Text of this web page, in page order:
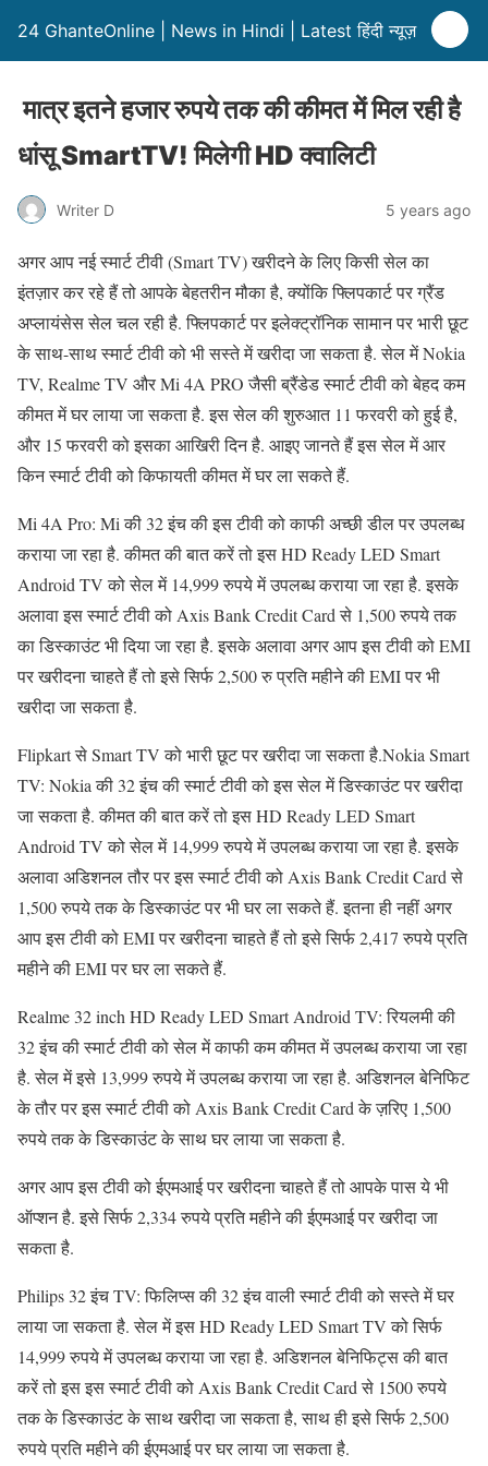
24 GhanteOnline | News in Hindi | Latest हिंदी न्यूज़
मात्र इतने हजार रुपये तक की कीमत में मिल रही है
धांसू SmartTV! मिलेगी HD क्वालिटी
Writer D 5 years ago
अगर आप नई स्मार्ट टीवी (Smart TV) खरीदने के लिए किसी सेल का
इंतज़ार कर रहे हैं तो आपके बेहतरीन मौका है, क्योंकि फ्लिपकार्ट पर ग्रैंड
अप्लायंसेस सेल चल रही है. फ्लिपकार्ट पर इलेक्ट्रॉनिक सामान पर भारी छूट
के साथ-साथ स्मार्ट टीवी को भी सस्ते में खरीदा जा सकता है. सेल में Nokia
TV, Realme TV और Mi 4A PRO जैसी ब्रैंडेड स्मार्ट टीवी को बेहद कम
कीमत में घर लाया जा सकता है. इस सेल की शुरुआत 11 फरवरी को हुई है,
और 15 फरवरी को इसका आखिरी दिन है. आइए जानते हैं इस सेल में आर
किन स्मार्ट टीवी को किफायती कीमत में घर ला सकते हैं.
Mi 4A Pro: Mi की 32 इंच की इस टीवी को काफी अच्छी डील पर उपलब्ध
कराया जा रहा है. कीमत की बात करें तो इस HD Ready LED Smart
Android TV को सेल में 14,999 रुपये में उपलब्ध कराया जा रहा है. इसके
अलावा इस स्मार्ट टीवी को Axis Bank Credit Card से 1,500 रुपये तक
का डिस्काउंट भी दिया जा रहा है. इसके अलावा अगर आप इस टीवी को EMI
पर खरीदना चाहते हैं तो इसे सिर्फ 2,500 रु प्रति महीने की EMI पर भी
खरीदा जा सकता है.
Flipkart से Smart TV को भारी छूट पर खरीदा जा सकता है.Nokia Smart
TV: Nokia की 32 इंच की स्मार्ट टीवी को इस सेल में डिस्काउंट पर खरीदा
जा सकता है. कीमत की बात करें तो इस HD Ready LED Smart
Android TV को सेल में 14,999 रुपये में उपलब्ध कराया जा रहा है. इसके
अलावा अडिशनल तौर पर इस स्मार्ट टीवी को Axis Bank Credit Card से
1,500 रुपये तक के डिस्काउंट पर भी घर ला सकते हैं. इतना ही नहीं अगर
आप इस टीवी को EMI पर खरीदना चाहते हैं तो इसे सिर्फ 2,417 रुपये प्रति
महीने की EMI पर घर ला सकते हैं.
Realme 32 inch HD Ready LED Smart Android TV: रियलमी की
32 इंच की स्मार्ट टीवी को सेल में काफी कम कीमत में उपलब्ध कराया जा रहा
है. सेल में इसे 13,999 रुपये में उपलब्ध कराया जा रहा है. अडिशनल बेनिफिट
के तौर पर इस स्मार्ट टीवी को Axis Bank Credit Card के ज़रिए 1,500
रुपये तक के डिस्काउंट के साथ घर लाया जा सकता है.
अगर आप इस टीवी को ईएमआई पर खरीदना चाहते हैं तो आपके पास ये भी
ऑप्शन है. इसे सिर्फ 2,334 रुपये प्रति महीने की ईएमआई पर खरीदा जा
सकता है.
Philips 32 इंच TV: फिलिप्स की 32 इंच वाली स्मार्ट टीवी को सस्ते में घर
लाया जा सकता है. सेल में इस HD Ready LED Smart TV को सिर्फ
14,999 रुपये में उपलब्ध कराया जा रहा है. अडिशनल बेनिफिट्स की बात
करें तो इस इस स्मार्ट टीवी को Axis Bank Credit Card से 1500 रुपये
तक के डिस्काउंट के साथ खरीदा जा सकता है, साथ ही इसे सिर्फ 2,500
रुपये प्रति महीने की ईएमआई पर घर लाया जा सकता है.